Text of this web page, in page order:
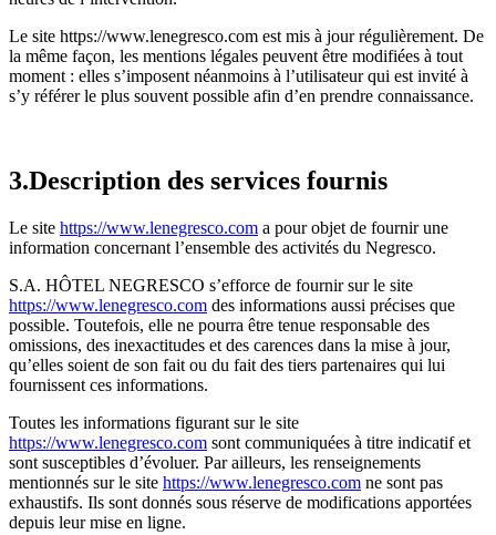
Le site https://www.lenegresco.com est mis à jour régulièrement. De
la même façon, les mentions légales peuvent être modifiées à tout
moment : elles s’imposent néanmoins à l’utilisateur qui est invité à
s’y référer le plus souvent possible afin d’en prendre connaissance.
3.Description des services fournis
Le site https://www.lenegresco.com a pour objet de fournir une
information concernant l’ensemble des activités du Negresco.
S.A. HÔTEL NEGRESCO s’efforce de fournir sur le site
https://www.lenegresco.com des informations aussi précises que
possible. Toutefois, elle ne pourra être tenue responsable des
omissions, des inexactitudes et des carences dans la mise à jour,
qu’elles soient de son fait ou du fait des tiers partenaires qui lui
fournissent ces informations.
Toutes les informations figurant sur le site
https://www.lenegresco.com sont communiquées à titre indicatif et
sont susceptibles d’évoluer. Par ailleurs, les renseignements
mentionnés sur le site https://www.lenegresco.com ne sont pas
exhaustifs. Ils sont donnés sous réserve de modifications apportées
depuis leur mise en ligne.